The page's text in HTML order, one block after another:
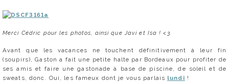
Merci Cédric pour les photos, ainsi que Javi et Isa ! <3
Avant que les vacances ne touchent définitivement à leur fin
(soupirs), Gaston a fait une petite halte par Bordeaux pour profiter de
ses amis et faire une gastonade à base de piscine, de soleil et de
sweats, donc. Oui, les fameux dont je vous parlais lundi !